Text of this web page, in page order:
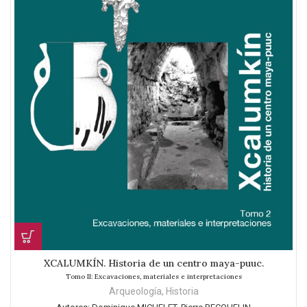
XCALUMKÍN. Historia de un centro maya-puuc.
Tomo II: Excavaciones, materiales e interpretaciones
Arqueología, Historia